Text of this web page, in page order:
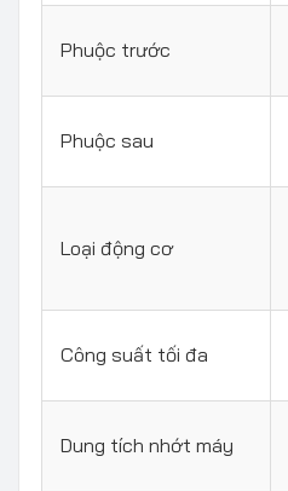
Phuộc trước
Phuộc sau
Loại động cơ
Công suất tối đa
Dung tích nhớt máy